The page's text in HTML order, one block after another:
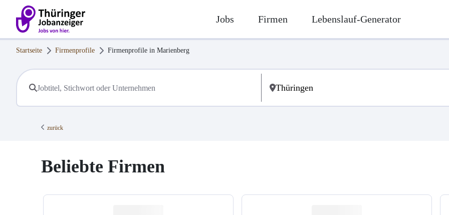
Jobs Firmen Lebenslauf-Generator
Startseite Firmenprofile Firmenprofile in Marienberg
zurück
Beliebte Firmen